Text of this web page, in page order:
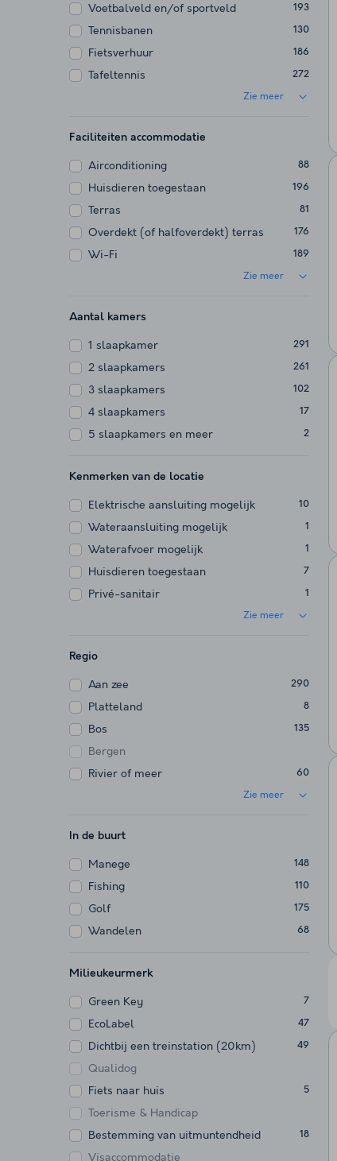
Voetbalveld en/of sportveld 193
Tennisbanen 130
Fietsverhuur 186
Tafeltennis 272
Zie meer
Faciliteiten accommodatie
Airconditioning 88
Huisdieren toegestaan 196
Terras 81
Overdekt (of halfoverdekt) terras 176
Wi-Fi 189
Zie meer
Aantal kamers
1 slaapkamer 291
2 slaapkamers 261
3 slaapkamers 102
4 slaapkamers 17
5 slaapkamers en meer 2
Kenmerken van de locatie
Elektrische aansluiting mogelijk 10
Wateraansluiting mogelijk 1
Waterafvoer mogelijk 1
Huisdieren toegestaan 7
Privé-sanitair 1
Zie meer
Regio
Aan zee 290
Platteland 8
Bos 135
Bergen
Rivier of meer
60
Zie meer
In de buurt
Manege 148
Fishing 110
Golf 175
Wandelen 68
Milieukeurmerk
Green Key 7
EcoLabel 47
Dichtbij een treinstation (20km) 49
Qualidog
Fiets naar huis
5
Toerisme & Handicap
Bestemming van uitmuntendheid
18
Visaccommodatie